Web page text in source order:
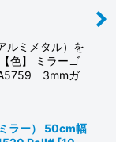
ルミメタル）を
色】 ミラーゴ
3mmガ
ラー） 50cm幅